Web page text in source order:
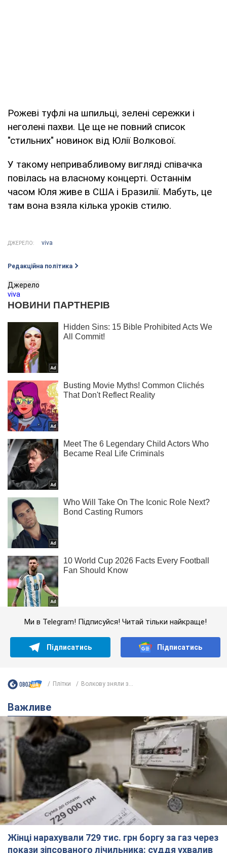
Рожеві туфлі на шпильці, зелені сережки і
неголені пахви. Це ще не повний список
"стильних" новинок від Юлії Волкової.
У такому непривабливому вигляді співачка
повілась на власному концерті. Останнім
часом Юля живе в США і Бразилії. Мабуть, це
там вона взяла кілька уроків стилю.
ДЖЕРЕЛО: viva
Редакційна політика
Джерело
viva
Ми в Telegram! Підписуйся! Читай тільки найкраще!
Підписатись Підписатись
Плітки Волкову зняли з...
Важливе
Жінці нарахували 729 тис. грн боргу за газ через
покази зіпсованого лічильника: суддя ухвалив